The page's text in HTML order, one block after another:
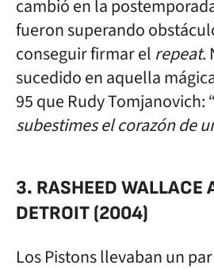
cambió en la
fueron superando
conseguir firmar el repeat.
sucedido en aquella
95 que Rudy Tomjanovich: “
subestimes el corazón de
3. RASHEED WALLACE
DETROIT (2004)
Los Pistons llevaban un